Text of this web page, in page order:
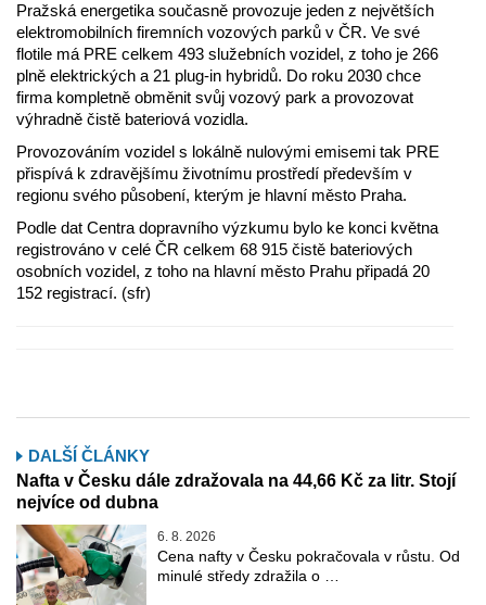
Pražská energetika současně provozuje jeden z největších
elektromobilních firemních vozových parků v ČR. Ve své
flotile má PRE celkem 493 služebních vozidel, z toho je 266
plně elektrických a 21 plug-in hybridů. Do roku 2030 chce
firma kompletně obměnit svůj vozový park a provozovat
výhradně čistě bateriová vozidla.
Provozováním vozidel s lokálně nulovými emisemi tak PRE
přispívá k zdravějšímu životnímu prostředí především v
regionu svého působení, kterým je hlavní město Praha.
Podle dat Centra dopravního výzkumu bylo ke konci května
registrováno v celé ČR celkem 68 915 čistě bateriových
osobních vozidel, z toho na hlavní město Prahu připadá 20
152 registrací. (sfr)
DALŠÍ ČLÁNKY
Nafta v Česku dále zdražovala na 44,66 Kč za litr. Stojí
nejvíce od dubna
6. 8. 2026
Cena nafty v Česku pokračovala v růstu. Od
minulé středy zdražila o …